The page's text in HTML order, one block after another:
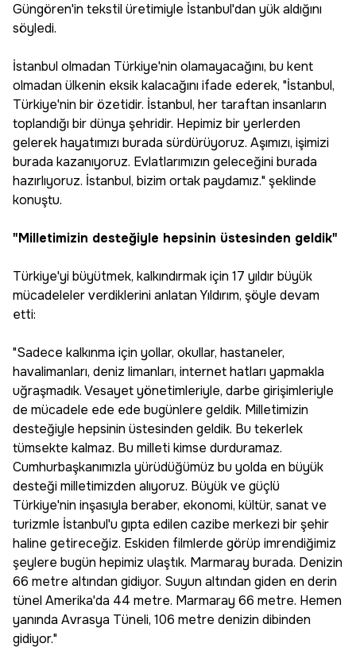
Güngören'in tekstil üretimiyle İstanbul'dan yük aldığını
söyledi.
İstanbul olmadan Türkiye'nin olamayacağını, bu kent
olmadan ülkenin eksik kalacağını ifade ederek, "İstanbul,
Türkiye'nin bir özetidir. İstanbul, her taraftan insanların
toplandığı bir dünya şehridir. Hepimiz bir yerlerden
gelerek hayatımızı burada sürdürüyoruz. Aşımızı, işimizi
burada kazanıyoruz. Evlatlarımızın geleceğini burada
hazırlıyoruz. İstanbul, bizim ortak paydamız." şeklinde
konuştu.
"Milletimizin desteğiyle hepsinin üstesinden geldik"
Türkiye'yi büyütmek, kalkındırmak için 17 yıldır büyük
mücadeleler verdiklerini anlatan Yıldırım, şöyle devam
etti:
"Sadece kalkınma için yollar, okullar, hastaneler,
havalimanları, deniz limanları, internet hatları yapmakla
uğraşmadık. Vesayet yönetimleriyle, darbe girişimleriyle
de mücadele ede ede bugünlere geldik. Milletimizin
desteğiyle hepsinin üstesinden geldik. Bu tekerlek
tümsekte kalmaz. Bu milleti kimse durduramaz.
Cumhurbaşkanımızla yürüdüğümüz bu yolda en büyük
desteği milletimizden alıyoruz. Büyük ve güçlü
Türkiye'nin inşasıyla beraber, ekonomi, kültür, sanat ve
turizmle İstanbul'u gıpta edilen cazibe merkezi bir şehir
haline getireceğiz. Eskiden filmlerde görüp imrendiğimiz
şeylere bugün hepimiz ulaştık. Marmaray burada. Denizin
66 metre altından gidiyor. Suyun altından giden en derin
tünel Amerika'da 44 metre. Marmaray 66 metre. Hemen
yanında Avrasya Tüneli, 106 metre denizin dibinden
gidiyor."